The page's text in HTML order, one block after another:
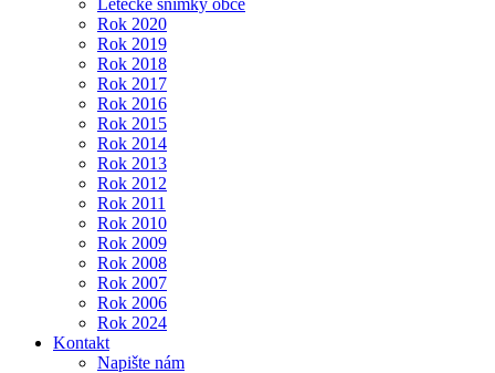
Letecké snímky obce
Rok 2020
Rok 2019
Rok 2018
Rok 2017
Rok 2016
Rok 2015
Rok 2014
Rok 2013
Rok 2012
Rok 2011
Rok 2010
Rok 2009
Rok 2008
Rok 2007
Rok 2006
Rok 2024
Kontakt
Napište nám